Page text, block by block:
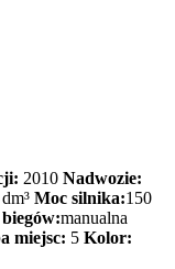
2010 Nadwozie:
Moc silnika:150
manualna
miejsc: 5 Kolor: